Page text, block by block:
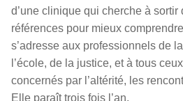
d’une clinique qui cherche à sortir
références pour mieux
s’adresse aux professionnels de
l’école, de la justice, et à tous
concernés par l’altérité, les
Elle paraît trois fois l’an.